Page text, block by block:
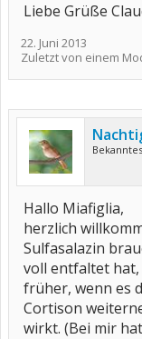
Liebe Grüße
22. Juni 2013
Zuletzt von einem
Hallo Miafiglia,
herzlich
Sulfasalazin
voll entfaltet
früher, wenn es
Cortison
wirkt. (Bei mir